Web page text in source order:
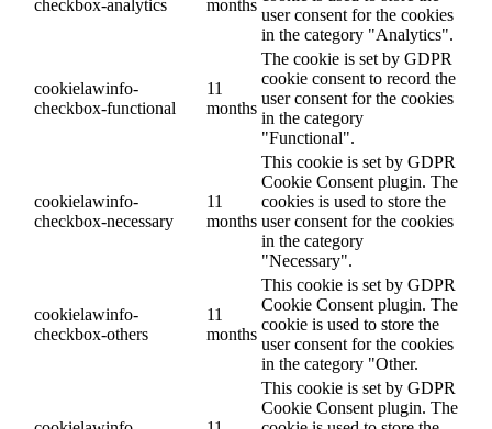
checkbox-analytics months
user consent for the cookies
in the category "Analytics".
cookielawinfo-
checkbox-functional
11
months
The cookie is set by GDPR
cookie consent to record the
user consent for the cookies
in the category
"Functional".
cookielawinfo-
checkbox-necessary
11
months
This cookie is set by GDPR
Cookie Consent plugin. The
cookies is used to store the
user consent for the cookies
in the category
"Necessary".
cookielawinfo-
checkbox-others
11
months
This cookie is set by GDPR
Cookie Consent plugin. The
cookie is used to store the
user consent for the cookies
in the category "Other.
This cookie is set by GDPR
Cookie Consent plugin. The